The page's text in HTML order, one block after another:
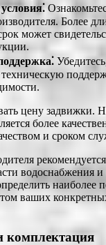
Более
может
техническую
цену задвижки.
более
и сроком
водоснабжения
наиболее
ваших
комплектация